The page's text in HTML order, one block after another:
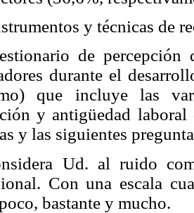
y técnicas de
de
durante el
que incluye las
y antigüedad
y las siguientes
Ud. al ruido
Con una escala
bastante y mucho.